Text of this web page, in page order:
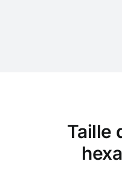
Taille